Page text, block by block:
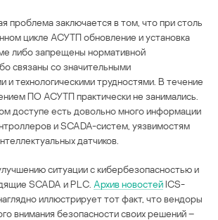
проблема заключается в том, что при столь
цикле АСУТП обновление и установка
либо запрещены нормативной
связаны со значительными
и технологическими трудностями. В течение
ПО АСУТП практически не занимались.
доступе есть довольно много информации
и SCADA-систем, уязвимостям
датчиков.
ситуации с кибербезопасностью и
SCADA и PLC. Архив новостейICS-
иллюстрирует тот факт, что вендоры
внимания безопасности своих решений –